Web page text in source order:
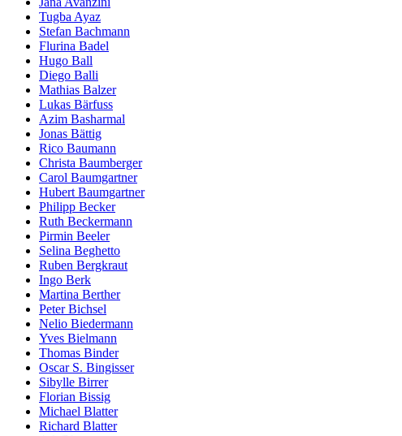
Tugba Ayaz
Stefan Bachmann
Flurina Badel
Hugo Ball
Diego Balli
Mathias Balzer
Lukas Bärfuss
Azim Basharmal
Jonas Bättig
Rico Baumann
Christa Baumberger
Carol Baumgartner
Hubert Baumgartner
Philipp Becker
Ruth Beckermann
Pirmin Beeler
Selina Beghetto
Ruben Bergkraut
Ingo Berk
Martina Berther
Peter Bichsel
Nelio Biedermann
Yves Bielmann
Thomas Binder
Oscar S. Bingisser
Sibylle Birrer
Florian Bissig
Michael Blatter
Richard Blatter